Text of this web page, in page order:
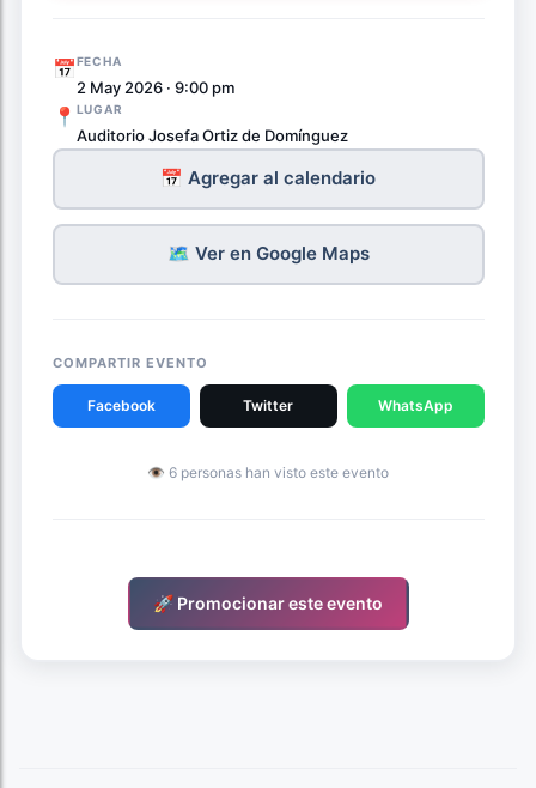
📅FECHA
2 May 2026 · 9:00 pm
📍 LUGAR
Auditorio Josefa Ortiz de Domínguez
📅 Agregar al calendario
🗺️ Ver en Google Maps
COMPARTIR EVENTO
Facebook Twitter WhatsApp
👁 6 personas han visto este evento
🚀 Promocionar este evento